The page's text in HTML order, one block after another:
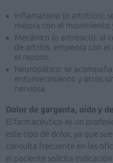
Inflamatorio (o artrítico):
mejora con el movimiento
Mecánico (o artrósico): al
de artritis, empeora con
el reposo.
Neuropático: se
entumecimiento y otros
nerviosa.
Dolor de garganta, oído y
El farmacéutico es un
este tipo de dolor, ya que
consulta frecuente en las
el paciente solicita